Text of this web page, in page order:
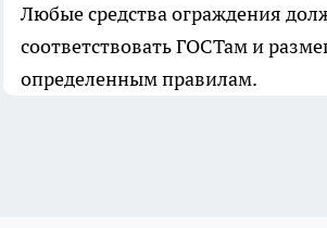
Любые средства ограждения
соответствовать ГОСТам и
определенным правилам.